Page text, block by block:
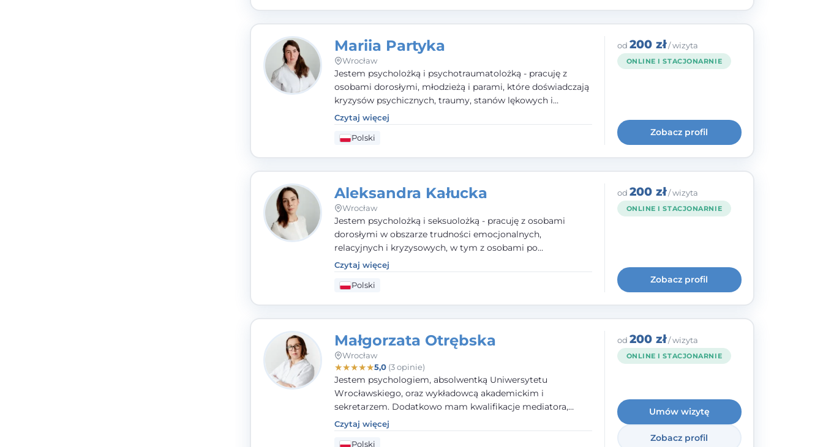
Mariia Partyka
Wrocław
Jestem psycholożką i psychotraumatolożką - pracuję z
osobami dorosłymi, młodzieżą i parami, które doświadczają
kryzysów psychicznych, traumy, stanów lękowych i
trudności relacyjnych. W pracy kieruję się uważnością,
empatią i głębokim szacunkiem dla indywidualnej historii
każdego człowieka. Jestem w trakcie czteroletniej szkoły
Czytaj więcej
Polski
od 200 zł/ wizyta
ONLINE I STACJONARNIE
Zobacz profil
Aleksandra Kałucka
Wrocław
Jestem psycholożką i seksuolożką - pracuję z osobami
dorosłymi w obszarze trudności emocjonalnych,
relacyjnych i kryzysowych, w tym z osobami po
doświadczeniach przemocy. Ukończyłam psychologię
kliniczną oraz studia podyplomowe z interwencji kryzysowej
i seksuologii klinicznej na SWPS we Wrocławiu. W pracy
Czytaj więcej
Polski
od 200 zł/ wizyta
ONLINE I STACJONARNIE
Zobacz profil
Małgorzata Otrębska
Wrocław
★★★★★5,0(3 opinie)
Jestem psychologiem, absolwentką Uniwersytetu
Wrocławskiego, oraz wykładowcą akademickim i
sekretarzem. Dodatkowo mam kwalifikacje mediatora,
specjalizując się w sprawach rodzinnych, cywilnych oraz
karnych.
Czytaj więcej
Polski
od 200 zł/ wizyta
ONLINE I STACJONARNIE
Umów wizytę
Zobacz profil